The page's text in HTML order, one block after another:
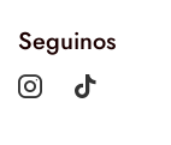
Seguinos